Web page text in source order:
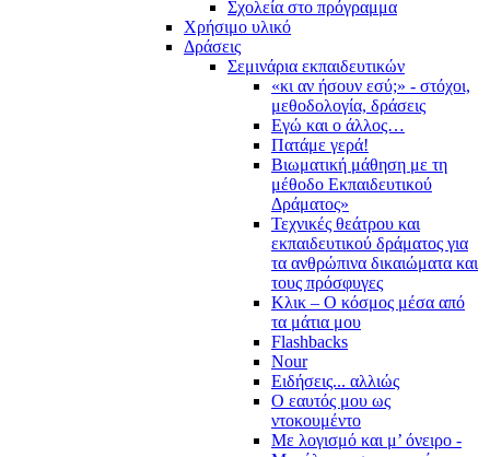
Σχολεία στο πρόγραμμα
Χρήσιμο υλικό
Δράσεις
Σεμινάρια εκπαιδευτικών
«κι αν ήσουν εσύ;» - στόχοι,
μεθοδολογία, δράσεις
Εγώ και ο άλλος…
Πατάμε γερά!
Βιωματική μάθηση με τη
μέθοδο Εκπαιδευτικού
Δράματος»
Τεχνικές θεάτρου και
εκπαιδευτικού δράματος για
τα ανθρώπινα δικαιώματα και
τους πρόσφυγες
Κλικ – Ο κόσμος μέσα από
τα μάτια μου
Flashbacks
Nour
Ειδήσεις... αλλιώς
Ο εαυτός μου ως
ντοκουμέντο
Με λογισμό και μ’ όνειρο -